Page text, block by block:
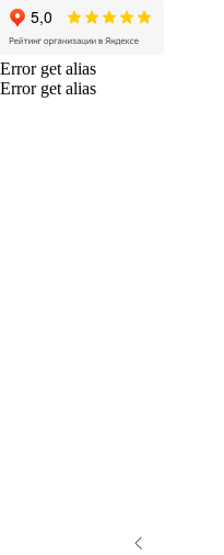
Error get alias
Error get alias